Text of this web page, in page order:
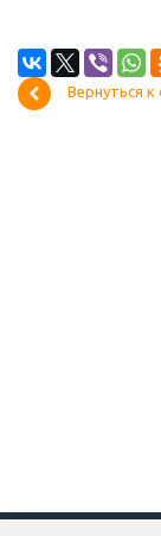
Вернуться к